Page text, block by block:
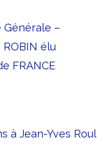
Générale –
élu
FRANCE
à Jean-Yves Roul